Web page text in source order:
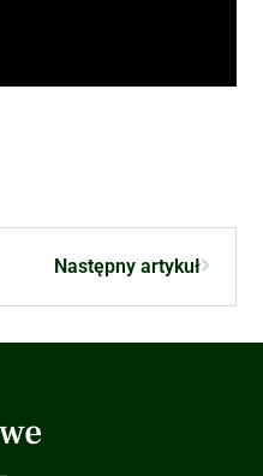
Następny artykuł